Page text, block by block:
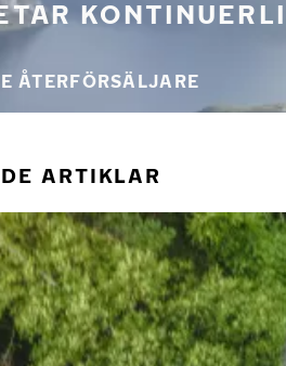
ÅTERFÖRSÄLJARE
ARTIKLAR